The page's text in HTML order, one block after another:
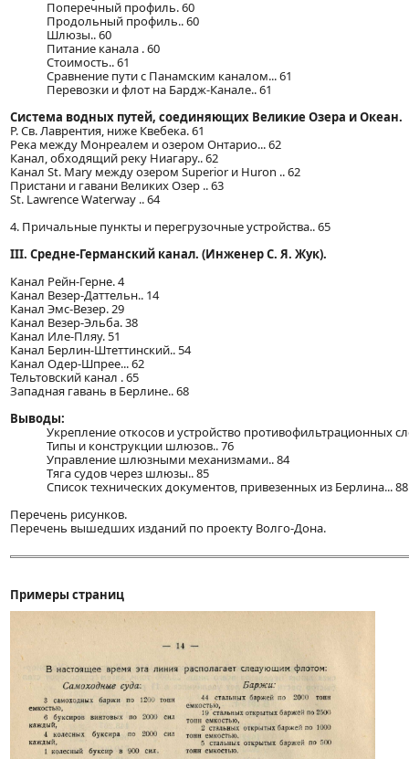
Поперечный профиль. 60
Продольный профиль.. 60
Шлюзы.. 60
Питание канала . 60
Стоимость.. 61
Сравнение пути с Панамским каналом... 61
Перевозки и флот на Бардж-Канале.. 61
Система водных путей, соединяющих Великие Озера и Океан.
Р. Св. Лаврентия, ниже Квебека. 61
Река между Монреалем и озером Онтарио... 62
Канал, обходящий реку Ниагару.. 62
Канал St. Mary между озером Superior и Huron .. 62
Пристани и гавани Великих Озер .. 63
St. Lawrence Waterway .. 64
4. Причальные пункты и перегрузочные устройства.. 65
III. Средне-Германский канал. (Инженер С. Я. Жук).
Канал Рейн-Герне. 4
Канал Везер-Даттельн.. 14
Канал Эмс-Везер. 29
Канал Везер-Эльба. 38
Канал Иле-Пляу. 51
Канал Берлин-Штеттинский.. 54
Канал Одер-Шпрее... 62
Тельтовский канал . 65
Западная гавань в Берлине.. 68
Выводы:
Укрепление откосов и устройство противофильтрационных
Типы и конструкции шлюзов.. 76
Управление шлюзными механизмами.. 84
Тяга судов через шлюзы.. 85
Список технических документов, привезенных из Берлина... 88
Перечень рисунков.
Перечень вышедших изданий по проекту Волго-Дона.
Примеры страниц